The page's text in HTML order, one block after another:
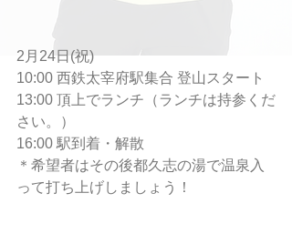
2月24日(祝)
10:00 西鉄太宰府駅集合 登山スタート
13:00 頂上でランチ（ランチは持参くだ
さい。）
16:00 駅到着・解散
＊希望者はその後都久志の湯で温泉入
って打ち上げしましょう！